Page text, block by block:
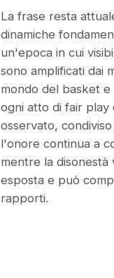
La frase resta
dinamiche
un'epoca in cui
sono amplificati dai
mondo del basket
ogni atto di fair
osservato,
l'onore continua a
mentre la disonestà
esposta e può
rapporti.